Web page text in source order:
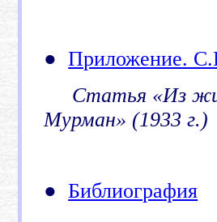
●Приложение.
Статья «Из
Мурман» (1933 г.)
●Библиография